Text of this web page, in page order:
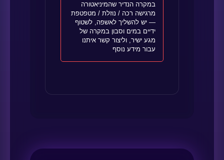
במקרה הנדיר שהמיניאטורה
מרגישה רכה / נוזלת / מטפטפת
— יש להשליך לאשפה, לשטוף
ידיים במים וסבון במקרה של
מגע ישיר, וליצור קשר איתנו
עבור מידע נוסף